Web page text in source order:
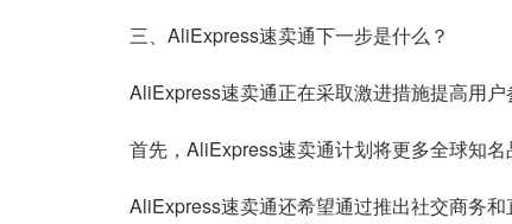
三、AliExpress速卖通下一步是什么？
AliExpress速卖通正在采取激进措施提高用户
首先，AliExpress速卖通计划将更多全球知
AliExpress速卖通还希望通过推出社交商务